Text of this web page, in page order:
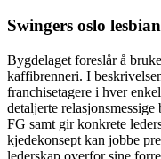
Swingers oslo
Bygdelaget foreslår å
kaffibrenneri. I
franchisetagere i hver
detaljerte
FG samt gir konkrete
kjedekonsept kan jobbe
lederskap overfor sine